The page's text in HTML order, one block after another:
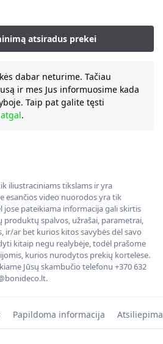
dabar neturime. Tačiau
ir mes Jus informuosime kada
Taip pat galite tęsti
atgal.
iliustraciniams tikslams ir yra
esančios video nuorodos yra tik
pateikiama informacija gali skirtis
produktų spalvos, užrašai, parametrai,
ir/ar bet kurios kitos savybės dėl savo
kitaip negu realybėje, todėl prašome
kurios nurodytos prekių kortelėse.
Jūsų skambučio telefonu +370 632
Papildoma informacija